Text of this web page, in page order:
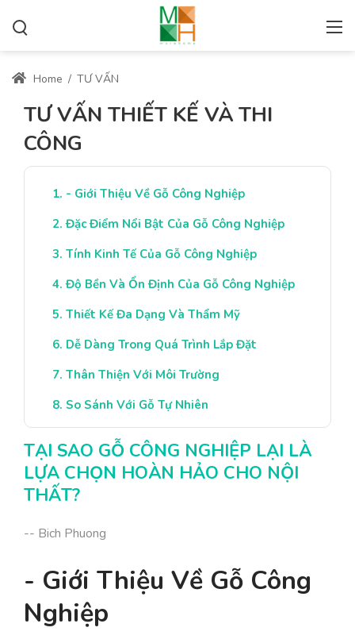
Home / TƯ VẤN
TƯ VẤN THIẾT KẾ VÀ THI
CÔNG
- Giới Thiệu Về Gỗ Công Nghiệp
Đặc Điểm Nổi Bật Của Gỗ Công Nghiệp
Tính Kinh Tế Của Gỗ Công Nghiệp
Độ Bền Và Ổn Định Của Gỗ Công Nghiệp
Thiết Kế Đa Dạng Và Thẩm Mỹ
Dễ Dàng Trong Quá Trình Lắp Đặt
Thân Thiện Với Môi Trường
So Sánh Với Gỗ Tự Nhiên
Lựa Chọn Gỗ Công Nghiệp Thông Minh
Kết Luận: Gỗ Công Nghiệp Là Lựa Chọn Tối
Ưu
TẠI SAO GỖ CÔNG NGHIỆP LẠI LÀ
LỰA CHỌN HOÀN HẢO CHO NỘI
THẤT?
-- Bich Phuong
- Giới Thiệu Về Gỗ Công
Nghiệp